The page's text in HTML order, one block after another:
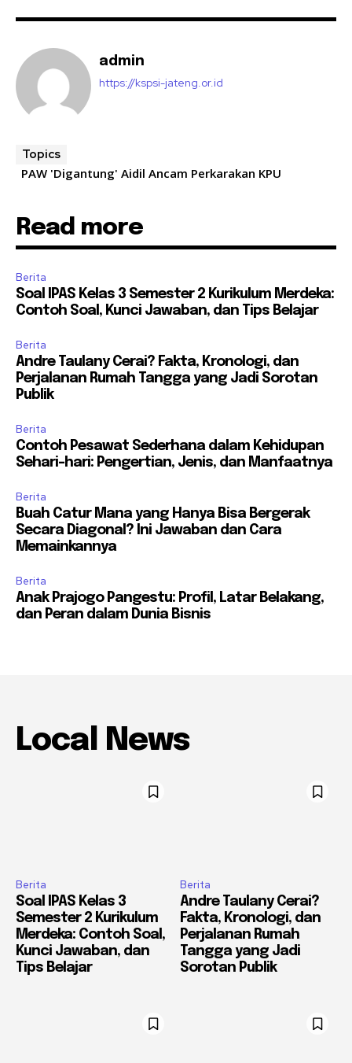
admin
https://kspsi-jateng.or.id
Topics
PAW 'Digantung' Aidil Ancam Perkarakan KPU
Read more
Berita
Soal IPAS Kelas 3 Semester 2 Kurikulum Merdeka:
Contoh Soal, Kunci Jawaban, dan Tips Belajar
Berita
Andre Taulany Cerai? Fakta, Kronologi, dan
Perjalanan Rumah Tangga yang Jadi Sorotan
Publik
Berita
Contoh Pesawat Sederhana dalam Kehidupan
Sehari-hari: Pengertian, Jenis, dan Manfaatnya
Berita
Buah Catur Mana yang Hanya Bisa Bergerak
Secara Diagonal? Ini Jawaban dan Cara
Memainkannya
Berita
Anak Prajogo Pangestu: Profil, Latar Belakang,
dan Peran dalam Dunia Bisnis
Local News
Berita
Soal IPAS Kelas 3
Semester 2 Kurikulum
Merdeka: Contoh Soal,
Kunci Jawaban, dan
Tips Belajar
Berita
Andre Taulany Cerai?
Fakta, Kronologi, dan
Perjalanan Rumah
Tangga yang Jadi
Sorotan Publik